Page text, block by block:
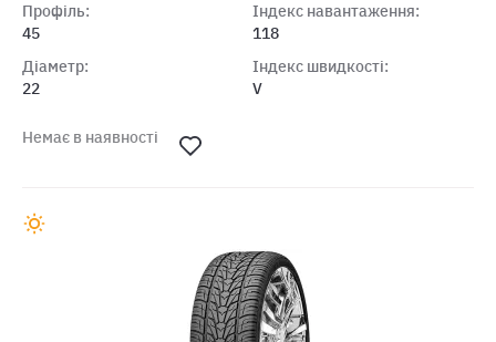
Профіль:
45
Діаметр:
22
Індекс навантаження:
118
Індекс швидкості:
V
Немає в наявності